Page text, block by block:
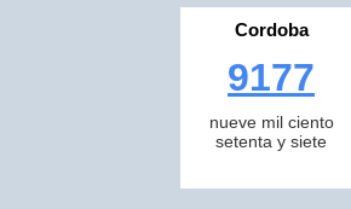
Cordoba
9177
nueve mil ciento
setenta y siete